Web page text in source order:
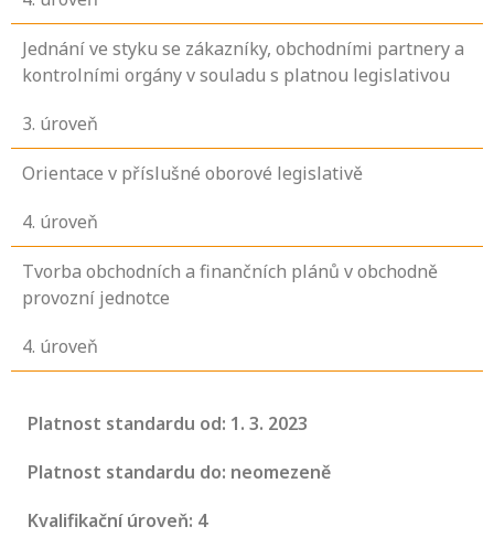
Jednání ve styku se zákazníky, obchodními partnery a
kontrolními orgány v souladu s platnou legislativou
3. úroveň
Orientace v příslušné oborové legislativě
4. úroveň
Tvorba obchodních a finančních plánů v obchodně
provozní jednotce
4. úroveň
Platnost standardu od: 1. 3. 2023
Platnost standardu do: neomezeně
Kvalifikační úroveň: 4